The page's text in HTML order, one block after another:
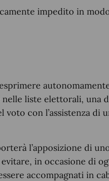
impedito in
liste elettorali, una
con l’assistenza di
l’apposizione di
in occasione di
accompagnati in